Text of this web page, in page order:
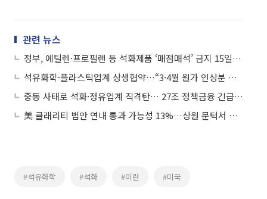
관련 뉴스
정부, 에틸렌·프로필렌 등 석화제품 ‘매점매석’ 금지 15일 시행
석유화학-플라스틱업계 상생협약…“3·4월 원가 인상분 축소”
중동 사태로 석화·정유업계 직격탄… 27조 정책금융 긴급 수혈
美 클래리티 법안 연내 통과 가능성 13%…상원 문턱서 제동
#석유화학 #석화 #이란 #미국